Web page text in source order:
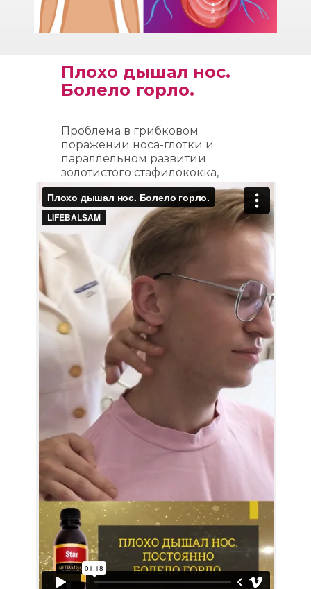
Плохо дышал нос.
Болело горло.
Проблема в грибковом
поражении носа-глотки и
параллельном развитии
золотистого стафилококка,
поэтому нужно ежедневно
протирать кожу лица бальзамами
LIFEBALSAM и ими же раз в день,
целую неделю полоскать горло.